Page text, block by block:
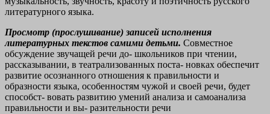
литературного языка.
Просмотр (прослушивание) записей исполнения
литературных текстов самими детьми. Совместное
обсуждение звучащей речи до- школьников при чтении,
рассказывании, в театрализованных поста- новках обеспечит
развитие осознанного отношения к правильности и
образности языка, особенностям чужой и своей речи, будет
способст- вовать развитию умений анализа и самоанализа
правильности и вы- разительности речи